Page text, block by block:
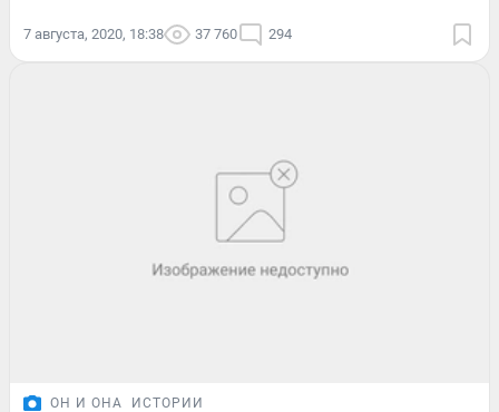
7 августа, 2020, 18:38 37 760 294
ОН И ОНА ИСТОРИИ